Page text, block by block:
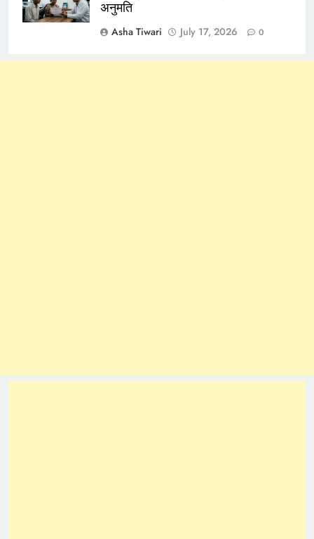
अनुमति
Asha Tiwari
July 17, 2026 0